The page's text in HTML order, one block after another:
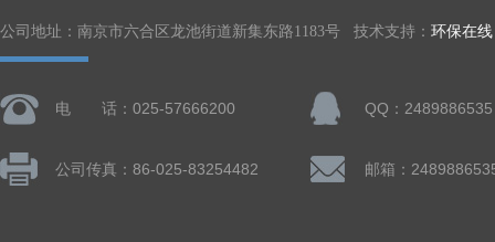
公司地址：南京市六合区龙池街道新集东路1183号 技术支持： 环保在线
电 话：025-57666200 QQ：2489886535
公司传真：86-025-83254482 邮箱：